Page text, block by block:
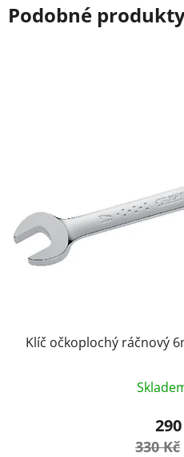
Podobné
Klíč očkoplochý ráčnový
330 Kč